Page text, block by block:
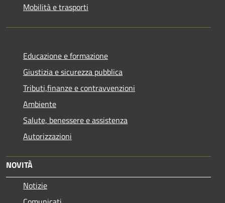
Mobilità e trasporti
Educazione e formazione
Giustizia e sicurezza pubblica
Tributi,finanze e contravvenzioni
Ambiente
Salute, benessere e assistenza
Autorizzazioni
NOVITÀ
Notizie